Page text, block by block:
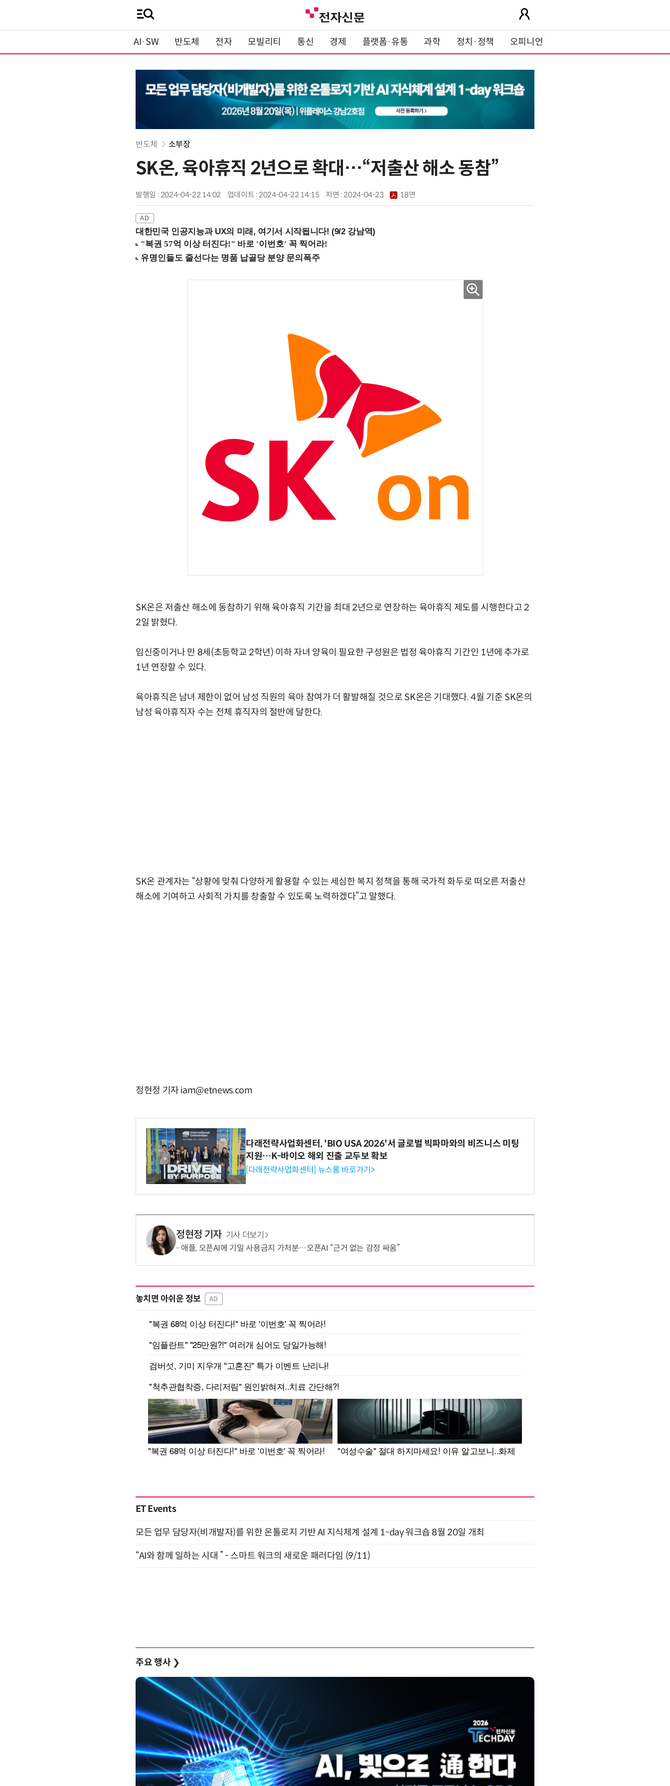
AI·SW 반도체 전자 모빌리티 통신 경제 플랫폼·유통 과학 정치·정책 오피니언
반도체 소부장
SK온, 육아휴직 2년으로 확대…“저출산 해소 동참”
발행일 : 2024-04-22 14:02 업데이트 : 2024-04-22 14:15 지면 :2024-04-23 18면
대한민국 인공지능과 UX의 미래, 여기서 시작됩니다! (9/2 강남역)
SK온은 저출산 해소에 동참하기 위해 육아휴직 기간을 최대 2년으로 연장하는 육아휴직 제도를 시행한다고 2
2일 밝혔다.
임신중이거나 만 8세(초등학교 2학년) 이하 자녀 양육이 필요한 구성원은 법정 육아휴직 기간인 1년에 추가로
1년 연장할 수 있다.
육아휴직은 남녀 제한이 없어 남성 직원의 육아 참여가 더 활발해질 것으로 SK온은 기대했다. 4월 기준 SK온의
남성 육아휴직자 수는 전체 휴직자의 절반에 달한다.
SK온 관계자는 “상황에 맞춰 다양하게 활용할 수 있는 세심한 복지 정책을 통해 국가적 화두로 떠오른 저출산
해소에 기여하고 사회적 가치를 창출할 수 있도록 노력하겠다”고 말했다.
정현정 기자 iam@etnews.com
다래전략사업화센터, 'BIO USA 2026'서 글로벌 빅파마와의 비즈니스 미팅
지원…K-바이오 해외 진출 교두보 확보
[다래전략사업화센터] 뉴스룸 바로가기>
정현정 기자 기사 더보기
애플, 오픈AI에 기밀 사용금지 가처분…오픈AI “근거 없는 감정 싸움”
놓치면 아쉬운 정보 AD
ET Events
모든 업무 담당자(비개발자)를 위한 온톨로지 기반 AI 지식체계 설계 1-day 워크숍 8월 20일 개최
“AI와 함께 일하는 시대 ” - 스마트 워크의 새로운 패러다임 (9/11)
주요 행사 ❯